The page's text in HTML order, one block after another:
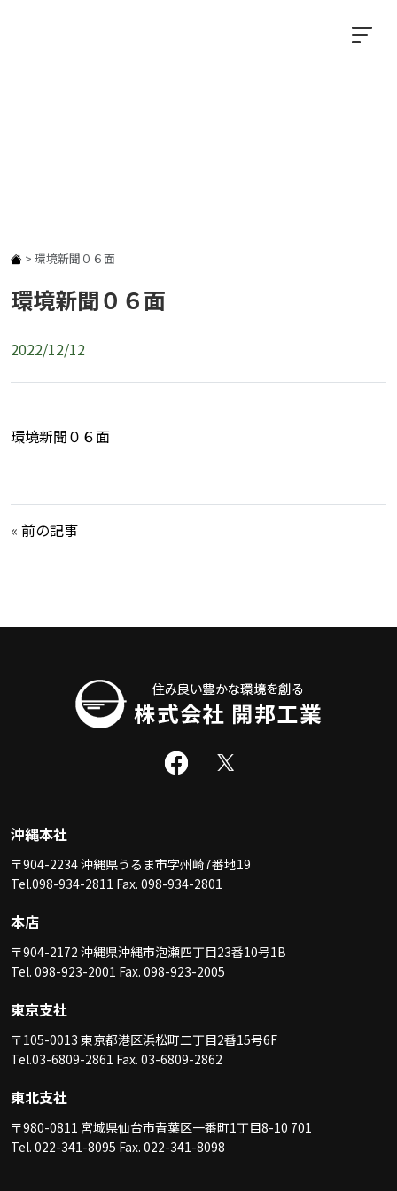
> 環境新聞０６面
環境新聞０６面
2022/12/12
環境新聞０６面
« 前の記事
沖縄本社
〒904-2234 沖縄県うるま市字州崎7番地19
Tel.098-934-2811 Fax. 098-934-2801
本店
〒904-2172 沖縄県沖縄市泡瀬四丁目23番10号1B
Tel. 098-923-2001 Fax. 098-923-2005
東京支社
〒105-0013 東京都港区浜松町二丁目2番15号6F
Tel.03-6809-2861 Fax. 03-6809-2862
東北支社
〒980-0811 宮城県仙台市青葉区一番町1丁目8-10 701
Tel. 022-341-8095 Fax. 022-341-8098